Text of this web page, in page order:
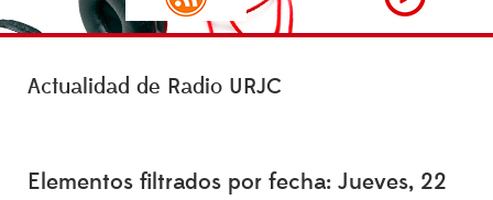
Actualidad de Radio URJC
Elementos filtrados por fecha: Jueves, 22